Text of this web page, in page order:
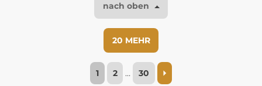
nach oben
20 MEHR
1 2 … 30